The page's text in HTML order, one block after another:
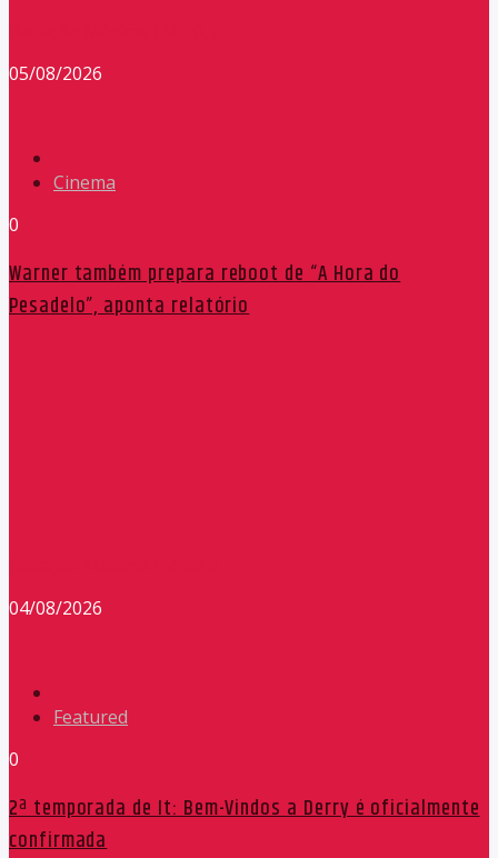
05/08/2026
Cinema
0
Warner também prepara reboot de “A Hora do
Pesadelo”, aponta relatório
04/08/2026
Featured
0
2ª temporada de It: Bem-Vindos a Derry é oficialmente
confirmada